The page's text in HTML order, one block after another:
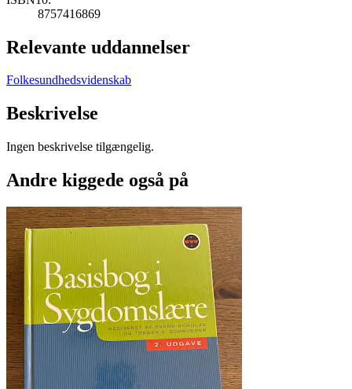
8757416869
Relevante uddannelser
Folkesundhedsvidenskab
Beskrivelse
Ingen beskrivelse tilgængelig.
Andre kiggede også på